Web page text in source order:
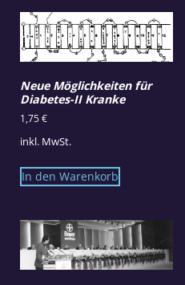
Neue Möglichkeiten für
Diabetes-II Kranke
1,75€
inkl. MwSt.
In den Warenkorb